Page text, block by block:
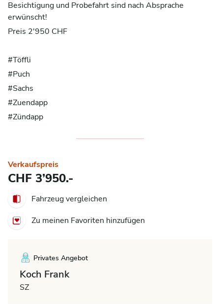
Besichtigung und Probefahrt sind nach Absprache
erwünscht!
Preis 2'950 CHF
#Töffli
#Puch
#Sachs
#Zuendapp
#Zündapp
Verkaufspreis
CHF 3’950.-
Fahrzeug vergleichen
Zu meinen Favoriten hinzufügen
Privates Angebot
Koch Frank
SZ